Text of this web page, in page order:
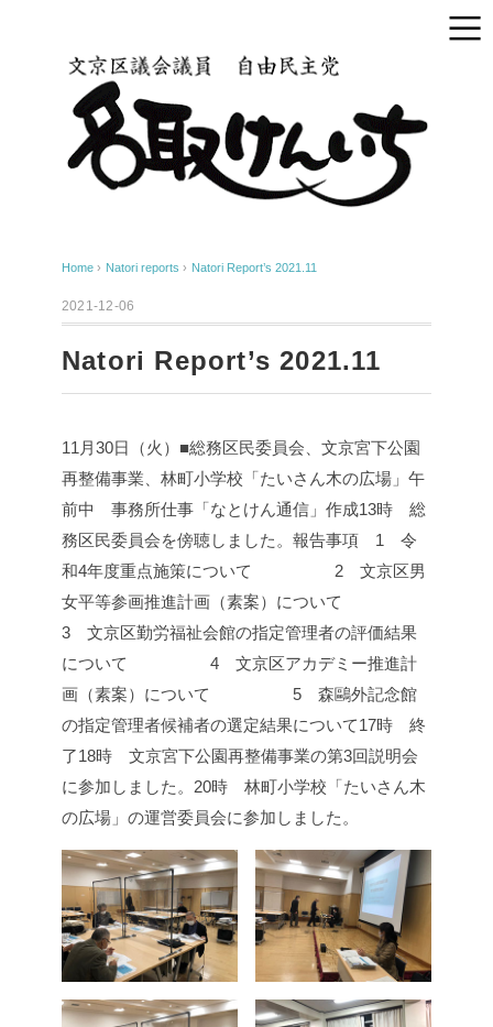
Home › Natori reports › Natori Report’s 2021.11
2021-12-06
Natori Report’s 2021.11
11月30日（火）■総務区民委員会、文京宮下公園
再整備事業、林町小学校「たいさん木の広場」 午
前中 事務所仕事「なとけん通信」作成13時 総
務区民委員会を傍聴しました。 報告事項 1 令
和4年度重点施策について
2 文京区男
女平等参画推進計画（素案）について
3 文京区勤労福祉会館の指定管理者の評価結果
について
4 文京区アカデミー推進計
画（素案）について
5 森鷗外記念館
の指定管理者候補者の選定結果について17時 終
了18時 文京宮下公園再整備事業の第3回説明会
に参加しました。 20時 林町小学校「たいさん木
の広場」の運営委員会に参加しました。